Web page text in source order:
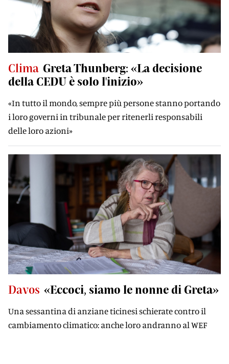
Clima Greta Thunberg: «La decisione
della CEDU è solo l'inizio»
«In tutto il mondo, sempre più persone stanno portando
i loro governi in tribunale per ritenerli responsabili
delle loro azioni»
Davos «Eccoci, siamo le nonne di Greta»
Una sessantina di anziane ticinesi schierate contro il
cambiamento climatico: anche loro andranno al WEF